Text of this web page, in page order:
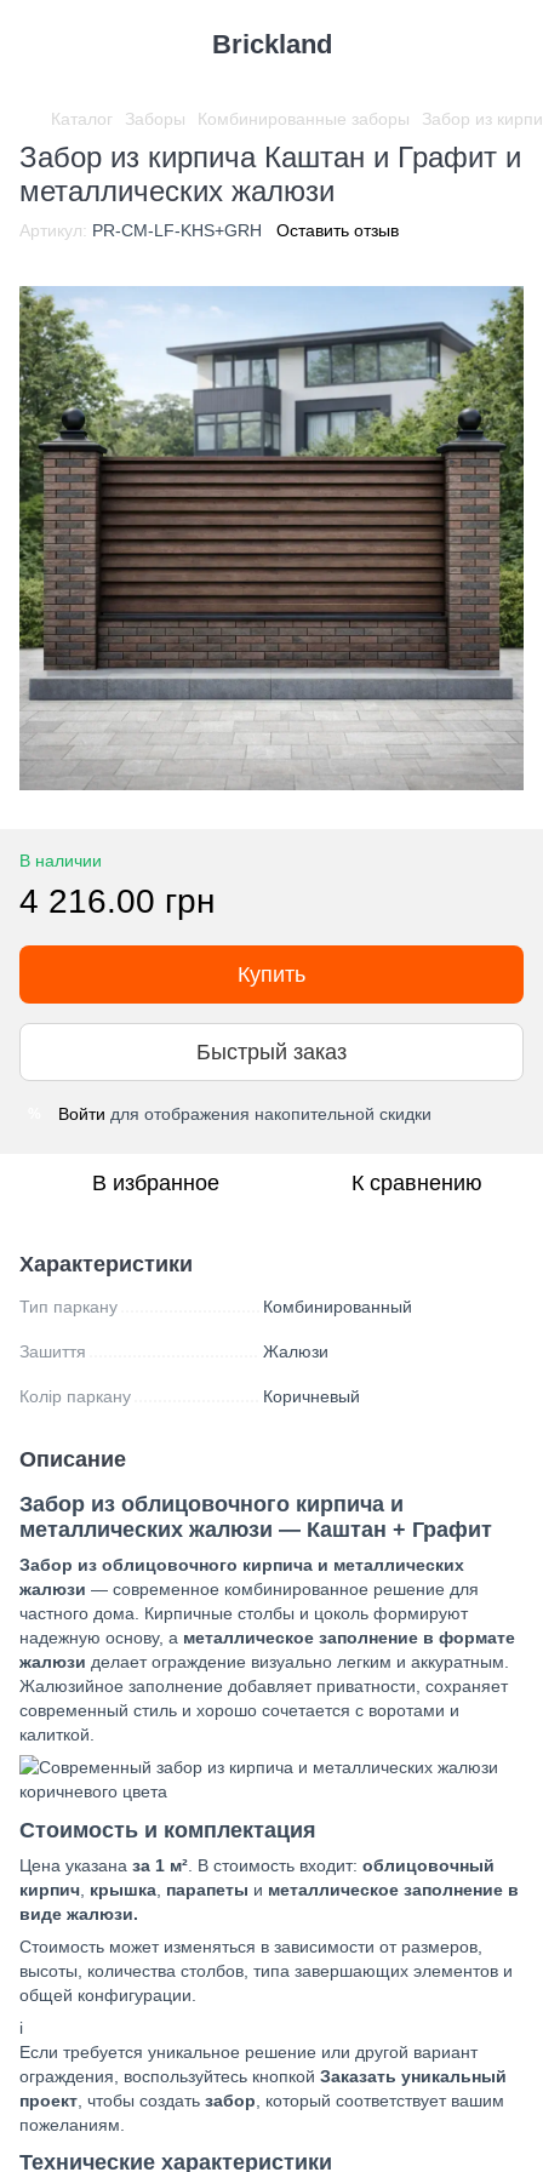
Brickland
Каталог Заборы Комбинированные заборы Забор из
Забор из кирпича Каштан и Графит и
металлических жалюзи
Артикул: PR-CM-LF-KHS+GRH Оставить отзыв
В наличии
4 216.00 грн
Купить
Быстрый заказ
Войти для отображения накопительной скидки
В избранное К сравнению
Характеристики
Тип паркану Комбинированный
Зашиття Жалюзи
Колір паркану Коричневый
Описание
Забор из облицовочного кирпича и
металлических жалюзи — Каштан + Графит
Забор из облицовочного кирпича и металлических
жалюзи — современное комбинированное решение для
частного дома. Кирпичные столбы и цоколь формируют
надежную основу, а металлическое заполнение в формате
жалюзи делает ограждение визуально легким и аккуратным.
Жалюзийное заполнение добавляет приватности, сохраняет
современный стиль и хорошо сочетается с воротами и
калиткой.
Стоимость и комплектация
Цена указана за 1 м² . В стоимость входит: облицовочный
кирпич крышка парапеты и металлическое заполнение в
виде жалюзи.
Стоимость может изменяться в зависимости от размеров,
высоты, количества столбов, типа завершающих элементов и
общей конфигурации.
i
Если требуется уникальное решение или другой вариант
ограждения, воспользуйтесь кнопкой Заказать уникальный
проект , чтобы создать забор , который соответствует вашим
пожеланиям.
Технические характеристики